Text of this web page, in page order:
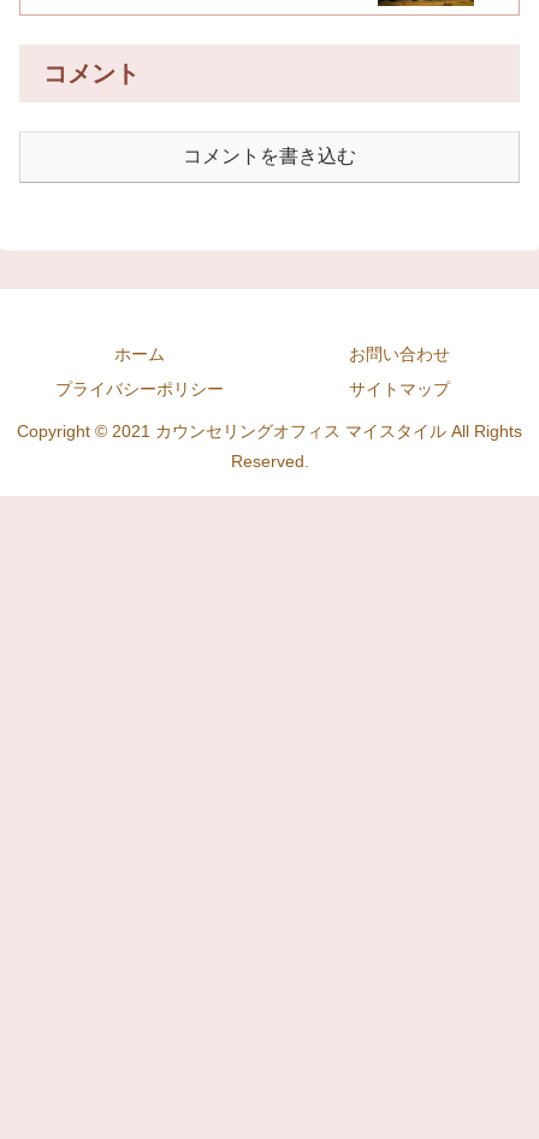
コメント
コメントを書き込む
ホーム
お問い合わせ
プライバシーポリシー
サイトマップ
Copyright © 2021 カウンセリングオフィス マイスタイル All Rights
Reserved.